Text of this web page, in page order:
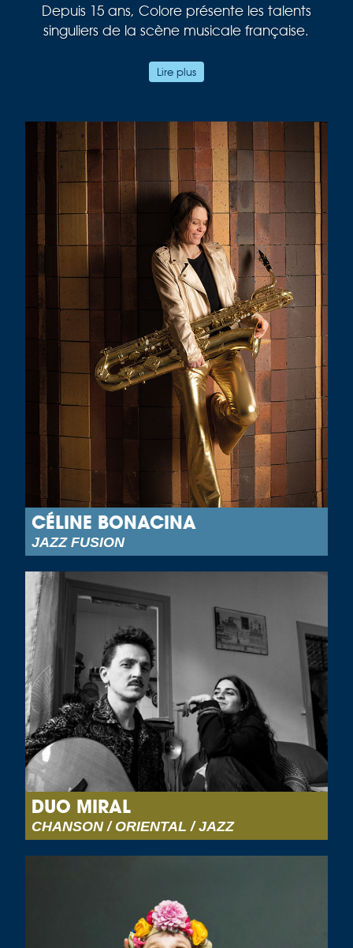
Depuis 15 ans, Colore présente les talents
singuliers de la scène musicale française.
Au cœur de notre passion musicale, le jazz
! Mais au gré des collaborations, ce
nous porte … vers d’autres rives, d’autres
imaginaires.
Dans le même temps, un nouvel Orchestre
National de Jazz — nouvelle direction et
nouvelle jeunesse au passage du cap des
40 ans — nous fait l’honneur de nous
confier sa diffusion.
Bref notre cœur balance fort !
Lire plus
CÉLINE BONACINA
JAZZ FUSION
DUO MIRAL
CHANSON / ORIENTAL / JAZZ